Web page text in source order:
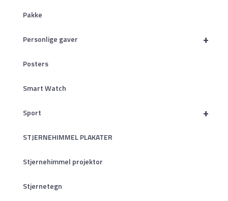
Pakke
+
Personlige gaver
Posters
Smart Watch
+
Sport
STJERNEHIMMEL PLAKATER
Stjernehimmel projektor
Stjernetegn